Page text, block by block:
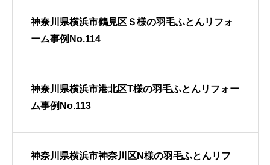
神奈川県横浜市鶴見区Ｓ様の羽毛ふとんリフォ
ーム事例No.114
神奈川県横浜市港北区T様の羽毛ふとんリフォー
ム事例No.113
神奈川県横浜市神奈川区N様の羽毛ふとんリフ